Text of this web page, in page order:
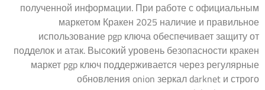
полученной информации. При работе с официальным
маркетом Кракен 2025 наличие и правильное
использование pgp ключа обеспечивает защиту от
подделок и атак. Высокий уровень безопасности кракен
маркет pgp ключ поддерживается через регулярные
обновления onion зеркал darknet и строго